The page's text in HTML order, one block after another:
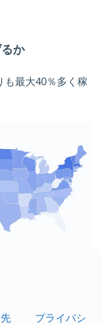
か
も最大40％多く稼
プライバシ